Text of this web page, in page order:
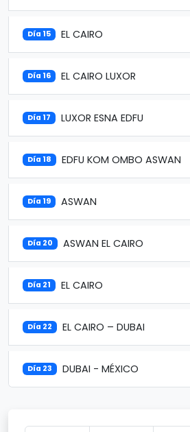
Día 15 EL CAIRO
Día 16 EL CAIRO LUXOR
Día 17 LUXOR ESNA EDFU
Día 18 EDFU KOM OMBO ASWAN
Día 19 ASWAN
Día 20 ASWAN EL CAIRO
Día 21 EL CAIRO
Día 22 EL CAIRO – DUBAI
Día 23 DUBAI - MÉXICO